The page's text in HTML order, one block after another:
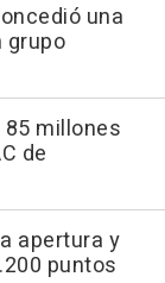
una
grupo
millones
de
apertura y
puntos